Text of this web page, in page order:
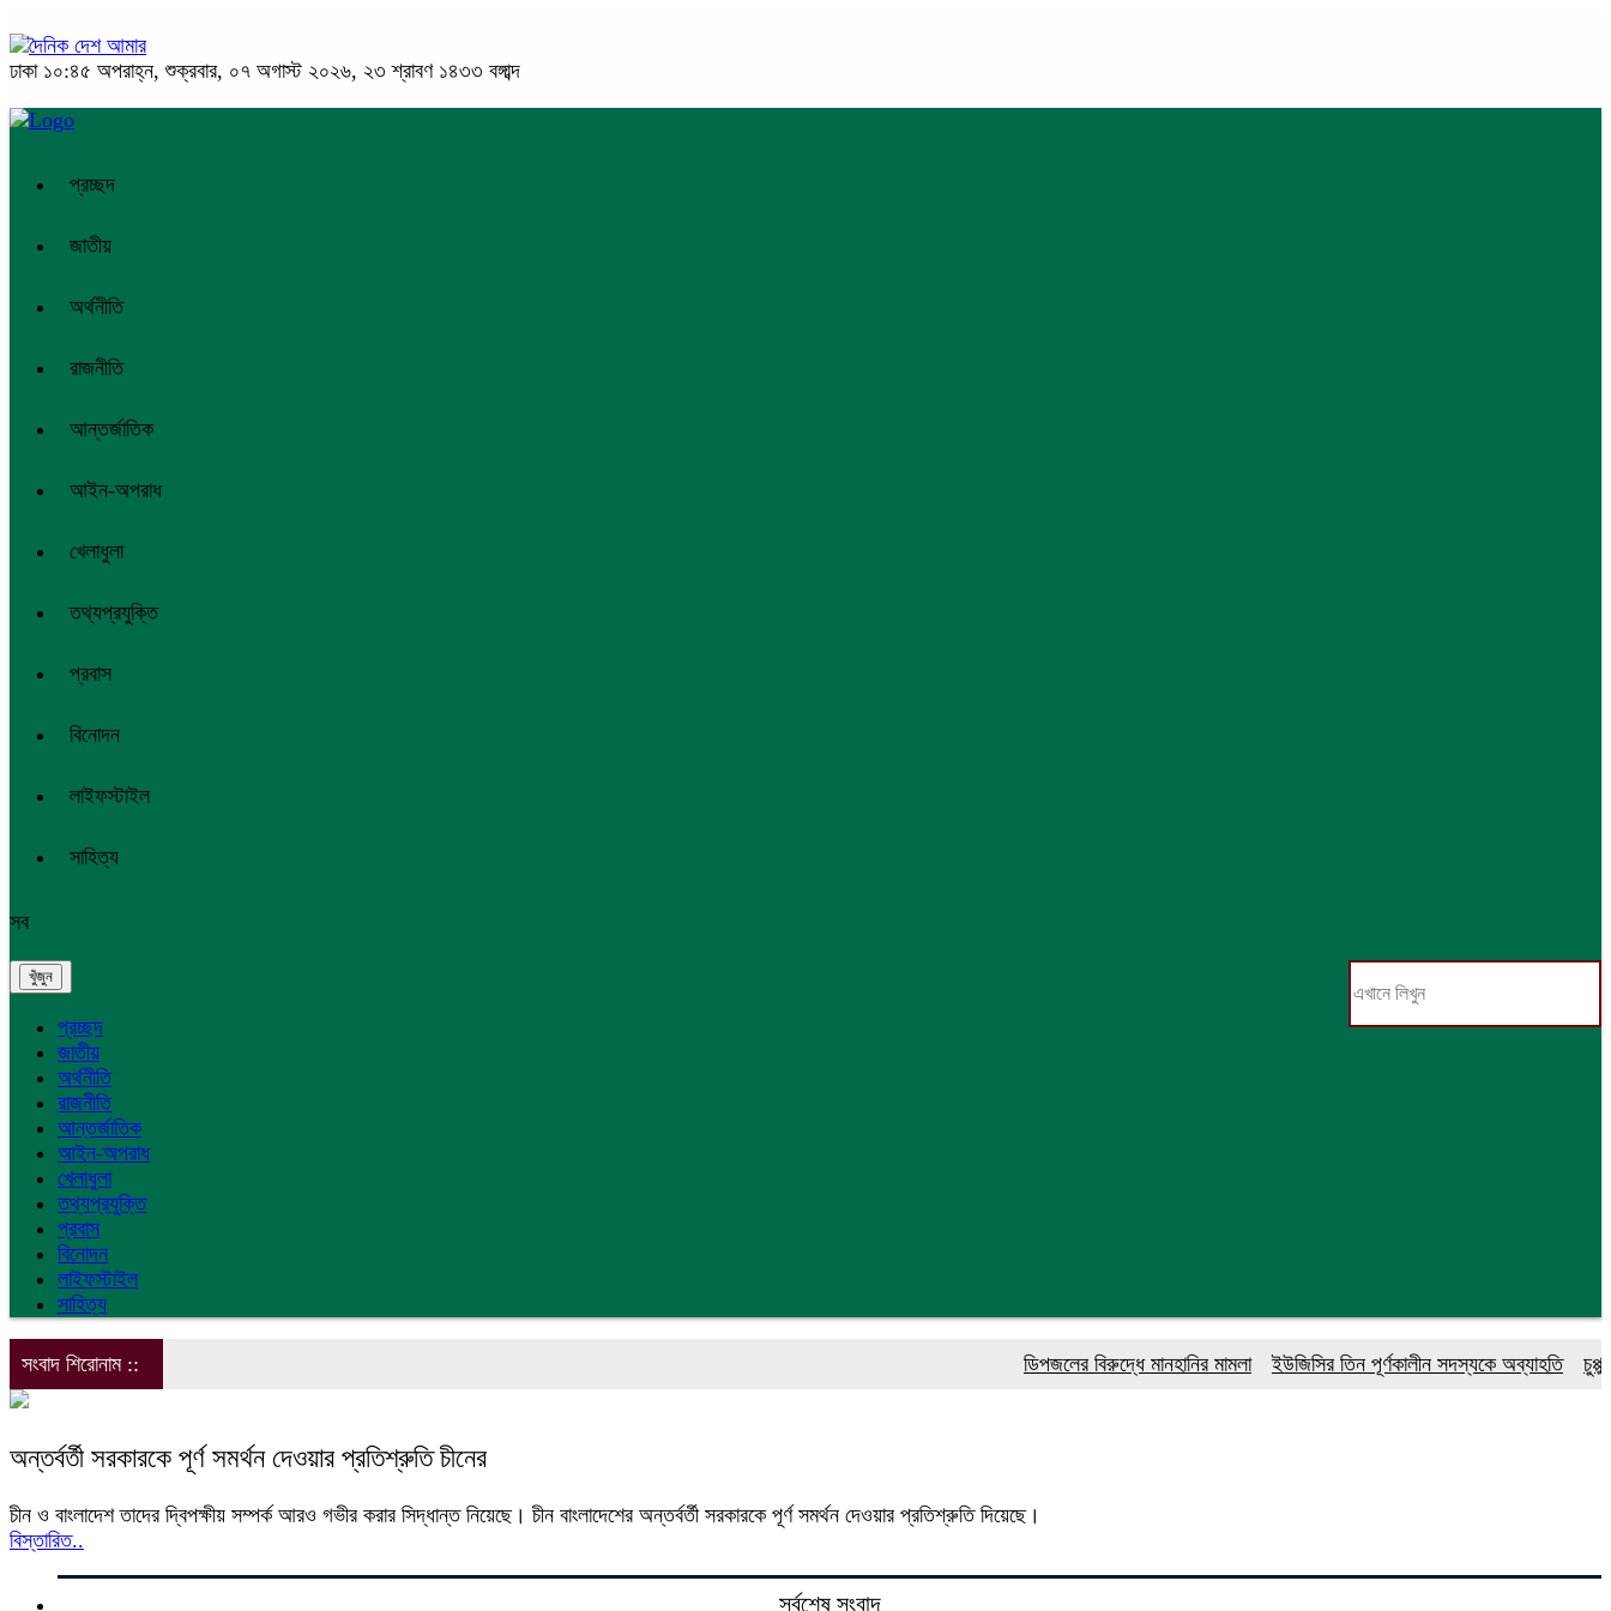
ঢাকা ১০:৪৫ অপরাহ্ন, শুক্রবার, ০৭ অগাস্ট ২০২৬, ২৩ শ্রাবণ ১৪৩৩ বঙ্গাব্দ
প্রচ্ছদ
জাতীয়
অর্থনীতি
রাজনীতি
আন্তর্জাতিক
আইন-অপরাধ
খেলাধুলা
তথ্যপ্রযুক্তি
প্রবাস
বিনোদন
লাইফস্টাইল
সাহিত্য
সব
প্রচ্ছদ
জাতীয়
অর্থনীতি
রাজনীতি
আন্তর্জাতিক
আইন-অপরাধ
খেলাধুলা
তথ্যপ্রযুক্তি
প্রবাস
বিনোদন
লাইফস্টাইল
সাহিত্য
সংবাদ শিরোনাম :: ডিপজলের বিরুদ্ধে মানহানির মামলা ইউজিসির তিন পূর্ণকালীন সদস্যকে অব্যাহতি চুপ্পুকে
অন্তর্বর্তী সরকারকে পূর্ণ সমর্থন দেওয়ার প্রতিশ্রুতি চীনের
চীন ও বাংলাদেশ তাদের দ্বিপক্ষীয় সম্পর্ক আরও গভীর করার সিদ্ধান্ত নিয়েছে। চীন বাংলাদেশের অন্তর্বর্তী সরকারকে পূর্ণ সমর্থন দেওয়ার প্রতিশ্রুতি দিয়েছে।
বিস্তারিত..
সর্বশেষ সংবাদ